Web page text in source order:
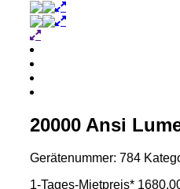
20000 Ansi
Gerätenummer: 784
1-Tages-Mietpreis*